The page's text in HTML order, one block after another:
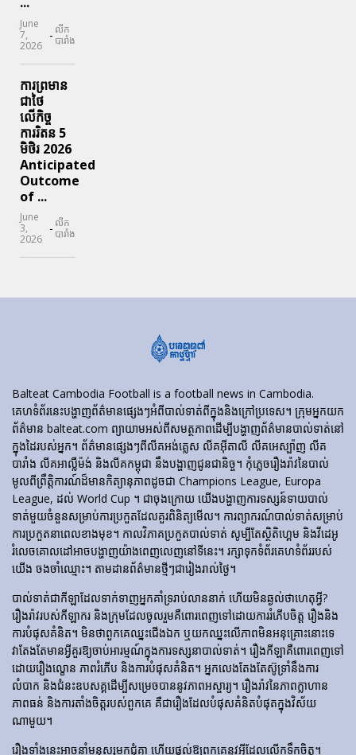
June
7,
2026
- លីក
បារាំង
ការព្រមាន
ជាថៃ
លើកិច្ច
ការរិតន 5
មិថិរ 2026
Anticipated
Outcome
of ...
June
3,
2026
- លីក
បារាំង
Balteat Cambodia Football is a football news in Cambodia.
គេហទំព័រ​នេះ​បង្ហាញ​ព័ត៌មាន​ផ្សេងៗ​អំពី​បាល់ទាត់​ពី​ក្នុង​និង​ក្រៅ​ប្រទេស។ ក្រុមអ្នកយក
ព័ត៌មាន balteat.com ព្យាយាមអស់ពីសមត្ថភាពដើម្បីបង្ហាញព័ត៌មានបាល់ទាត់នៅ
ក្នុងដៃរបស់អ្នក។ ព័ត៌មានផ្សេងៗពីលីគអង់គ្លេស លីគអ៊ីតាលី លីគអេស្ប៉ាញ លីគ
បារាំង លីគអាល្លឺម៉ង់ និងលីគកម្ពុជា នឹងបង្ហាញជូនជានិច្ច។ កុំភ្លេចរឿងរ៉ាវនៃបាល់
មូលពីព្រឹត្តិការណ៍ដ៏មានកិត្យានុភាពដូចជា Champions League, Europa
League, ដល់ World Cup ។ ជាចុងក្រោយ យើងបង្ហាញការទស្សន៍ទាយបាល់
ទាត់មួយចំនួនសម្រាប់ការប្រកួតដែលគួរពិនិត្យមើល។ ការព្យាករណ៍បាល់ទាត់សម្រាប់
ការប្រកួតនាពេលខាងមុខ។ កាលវិភាគប្រកួតបាល់ទាត់ សូម្បីតែស្ថិតិហ្គេម និងវីដេអូ
រំលេចគោលដៅអាចបង្ហាញយ៉ាងពេញលេញនៅទីនេះ។ រក្សាទុកទំព័រគេហទំព័ររបស់
យើង ចងចាំឈ្មោះ។ តាមដានព័ត៌មានថ្មីៗជារៀងរាល់ថ្ងៃ។
បាល់ទាត់​ជា​កីឡា​ដែល​ទាក់​ទាញ​អ្នក​គាំទ្រ​រាប់​លាន​នាក់ ហើយ​មិន​ឆ្ងល់​ថា​ហេតុអ្វី?
រឿងរ៉ាវ​របស់​កីឡាករ និង​ក្រុម​ដែល​ចូលរួម​គឺ​ពោរពេញ​ទៅ​ដោយ​ការ​រំភើប​ចិត្ត រឿង​និង​
ការ​បំផុស​គំនិត។ មិនថាពួកគេឈ្នះជើងឯក ឬយកឈ្នះលើភាពមិនអនុគ្រោះនោះទេ
វាតែងតែមានអ្វីគួរឱ្យចាប់អារម្មណ៍ក្នុងការទស្សនាបាល់ទាត់។ រឿង​កីឡា​គឺ​ពោរពេញ​ទៅ​
ដោយ​រឿង​ល្ខោន ភាព​រំភើប និង​ការ​បំផុស​គំនិត។ អ្នកលេងតែងតែស៊ូទ្រាំនឹងការ
លំបាក និងជំនះឧបសគ្គដើម្បីសម្រេចបាននូវភាពអស្ចារ្យ។ រឿងរ៉ាវនៃភាពក្លាហាន
ភាពធន់ និងការតាំងចិត្តរបស់ពួកគេ គឺជារឿងដែលបំផុសគំនិតបំផុតក្នុងវិស័យ
ណាមួយ។
រឿងទាំងនេះអាចនាំមនុស្សមកជុំគ្នា ហើយផ្តល់ឱ្យពួកគេនូវអ្វីដែលលើកទឹកចិត្ត។